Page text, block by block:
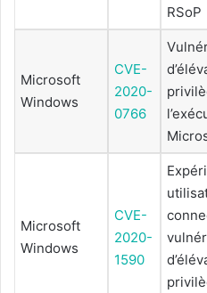
RSoP
Microsoft
Windows
CVE-
2020-
0766
Microsoft
Windows
CVE-
2020-
1590